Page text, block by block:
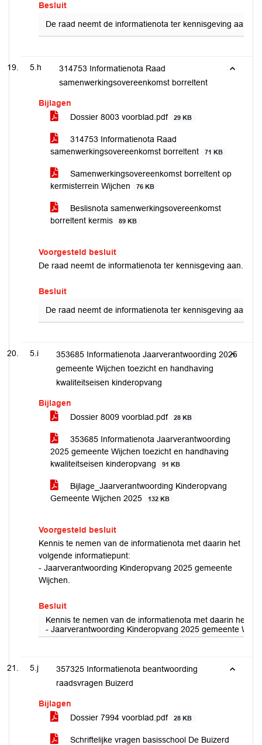
Besluit
De raad neemt de informatienota ter kennisgeving aan.
5.h
314753 Informatienota Raad
samenwerkingsovereenkomst borreltent
Bijlagen
Dossier 8003 voorblad.pdf
29 KB
314753 Informatienota Raad
samenwerkingsovereenkomst borreltent
71 KB
Samenwerkingsovereenkomst borreltent op
kermisterrein Wijchen
76 KB
Beslisnota samenwerkingsovereenkomst
borreltent kermis
89 KB
Voorgesteld besluit
De raad neemt de informatienota ter kennisgeving aan.
Besluit
De raad neemt de informatienota ter kennisgeving aan.
5.i
353685 Informatienota Jaarverantwoording 2025
gemeente Wijchen toezicht en handhaving
kwaliteitseisen kinderopvang
Bijlagen
Dossier 8009 voorblad.pdf
28 KB
353685 Informatienota Jaarverantwoording
2025 gemeente Wijchen toezicht en handhaving
kwaliteitseisen kinderopvang
91 KB
Bijlage_Jaarverantwoording Kinderopvang
Gemeente Wijchen 2025
132 KB
Voorgesteld besluit
Kennis te nemen van de informatienota met daarin het
volgende informatiepunt:
- Jaarverantwoording Kinderopvang 2025 gemeente
Wijchen.
Besluit
Kennis te nemen van de informatienota met daarin het
- Jaarverantwoording Kinderopvang 2025 gemeente
5.j
357325 Informatienota beantwoording
raadsvragen Buizerd
Bijlagen
Dossier 7994 voorblad.pdf
28 KB
Schriftelijke vragen basisschool De Buizerd